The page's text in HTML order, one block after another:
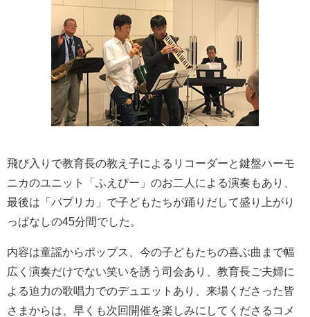
飛び入りで教育長の教え子によるリコーダーと鍵盤ハーモ
ニカのユニット「ふえぴー」のお二人による演奏もあり、
最後は「パプリカ」で子どもたちが踊りだして盛り上がり
っぱなしの45分間でした。
内容は童謡からポップス、今の子どもたちの喜ぶ曲まで幅
広く演奏だけでない笑いを誘う司会あり、教育長ご夫婦に
よる迫力の歌唱力でのデュエットあり、来場くださった皆
さまからは、早くも次回開催を楽しみにしてくださるコメ